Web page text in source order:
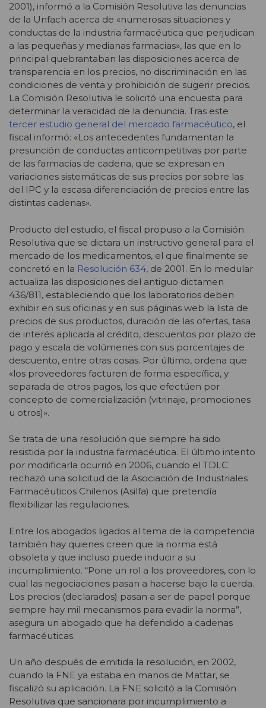
2001), informó a la Comisión Resolutiva las denuncias
de la Unfach acerca de «numerosas situaciones y
conductas de la industria farmacéutica que perjudican
a las pequeñas y medianas farmacias», las que en lo
principal quebrantaban las disposiciones acerca de
transparencia en los precios, no discriminación en las
condiciones de venta y prohibición de sugerir precios.
La Comisión Resolutiva le solicitó una encuesta para
determinar la veracidad de la denuncia. Tras este
tercer estudio general del mercado farmacéutico, el
fiscal informó: «Los antecedentes fundamentan la
presunción de conductas anticompetitivas por parte
de las farmacias de cadena, que se expresan en
variaciones sistemáticas de sus precios por sobre las
del IPC y la escasa diferenciación de precios entre las
distintas cadenas».
Producto del estudio, el fiscal propuso a la Comisión
Resolutiva que se dictara un instructivo general para el
mercado de los medicamentos, el que finalmente se
concretó en la Resolución 634, de 2001. En lo medular
actualiza las disposiciones del antiguo dictamen
436/811, estableciendo que los laboratorios deben
exhibir en sus oficinas y en sus páginas web la lista de
precios de sus productos, duración de las ofertas, tasa
de interés aplicada al crédito, descuentos por plazo de
pago y escala de volúmenes con sus porcentajes de
descuento, entre otras cosas. Por último, ordena que
«los proveedores facturen de forma específica, y
separada de otros pagos, los que efectúen por
concepto de comercialización (vitrinaje, promociones
u otros)».
Se trata de una resolución que siempre ha sido
resistida por la industria farmacéutica. El último intento
por modificarla ocurrió en 2006, cuando el TDLC
rechazó una solicitud de la Asociación de Industriales
Farmacéuticos Chilenos (Asilfa) que pretendía
flexibilizar las regulaciones.
Entre los abogados ligados al tema de la competencia
también hay quienes creen que la norma está
obsoleta y que incluso puede inducir a su
incumplimiento. “Pone un rol a los proveedores, con lo
cual las negociaciones pasan a hacerse bajo la cuerda.
Los precios (declarados) pasan a ser de papel porque
siempre hay mil mecanismos para evadir la norma”,
asegura un abogado que ha defendido a cadenas
farmacéuticas.
Un año después de emitida la resolución, en 2002,
cuando la FNE ya estaba en manos de Mattar, se
fiscalizó su aplicación. La FNE solicitó a la Comisión
Resolutiva que sancionara por incumplimiento a